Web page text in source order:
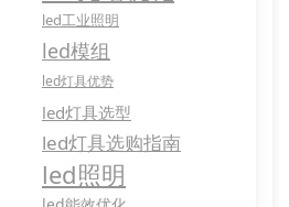
led工业照明
led模组
led灯具优势
led灯具选型
led灯具选购指南
led照明